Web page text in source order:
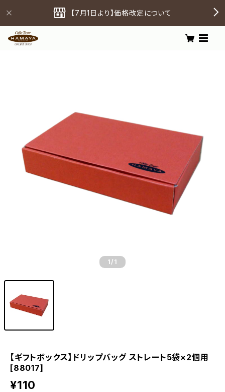
【7月1日より】価格改定について
1 /1
【ギフトボックス】ドリップバッグ ストレート5袋×2個用
[88017]
¥110